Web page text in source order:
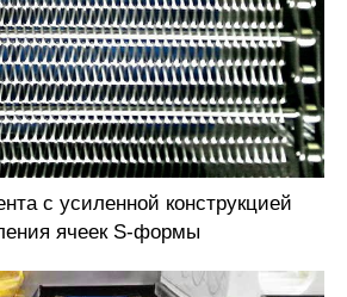
с усиленной конструкцией
ячеек S-формы